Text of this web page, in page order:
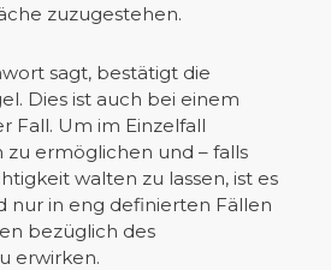
zuzugestehen.
sagt, bestätigt die
Dies ist auch bei einem
Fall. Um im Einzelfall
zu ermöglichen und – falls
walten zu lassen, ist es
nur in eng definierten Fällen
bezüglich des
erwirken.